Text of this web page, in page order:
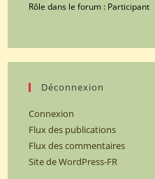
Rôle dans le forum : Participant
Déconnexion
Connexion
Flux des publications
Flux des commentaires
Site de WordPress-FR